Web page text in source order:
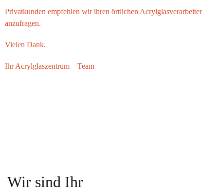
Privatkunden empfehlen wir ihren örtlichen Acrylglasverarbeiter
anzufragen.
Vielen Dank.
IhrAcrylglaszentrum – Team
Wir sind Ihr